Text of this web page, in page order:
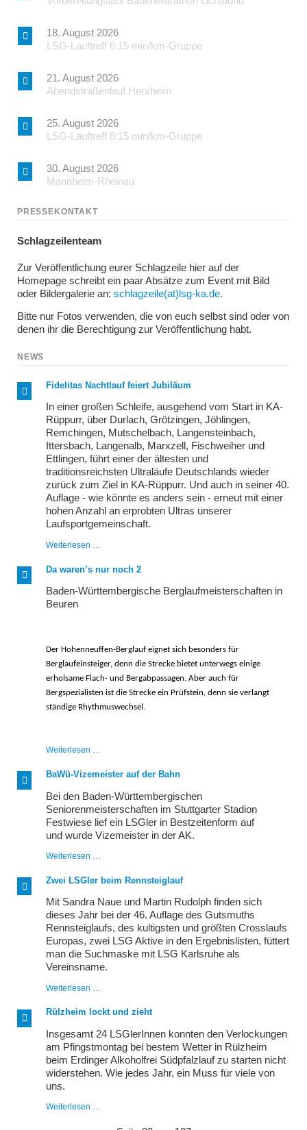
18. August 2026
LSG-Lauftreff 6:15 min/km-Gruppe
21. August 2026
Abendstraßenlauf Herxheim
25. August 2026
LSG-Lauftreff 6:15 min/km-Gruppe
30. August 2026
Mannheim-Rheinau
PRESSEKONTAKT
Schlagzeilenteam
Zur Veröffentlichung eurer Schlagzeile hier auf der
Homepage schreibt ein paar Absätze zum Event mit Bild
oder Bildergalerie an: schlagzeile(at)lsg-ka.de.
Bitte nur Fotos verwenden, die von euch selbst sind oder von
denen ihr die Berechtigung zur Veröffentlichung habt.
NEWS
Fidelitas Nachtlauf feiert Jubiläum
In einer großen Schleife, ausgehend vom Start in KA-
Rüppurr, über Durlach, Grötzingen, Jöhlingen,
Remchingen, Mutschelbach, Langensteinbach,
Ittersbach, Langenalb, Marxzell, Fischweiher und
Ettlingen, führt einer der ältesten und
traditionsreichsten Ultraläufe Deutschlands wieder
zurück zum Ziel in KA-Rüppurr. Und auch in seiner 40.
Auflage - wie könnte es anders sein - erneut mit einer
hohen Anzahl an erprobten Ultras unserer
Laufsportgemeinschaft.
Weiterlesen …
Jubiläum
Da waren’s nur noch 2
Baden-Württembergische Berglaufmeisterschaften in
Beuren
Der Hohenneuffen-Berglauf eignet sich besonders für
Berglaufeinsteiger, denn die Strecke bietet unterwegs einige
erholsame Flach- und Bergabpassagen. Aber auch für
Bergspezialisten ist die Strecke ein Prüfstein, denn sie verlangt
ständige Rhythmuswechsel.
Weiterlesen …
nur
noch
BaWü-Vizemeister auf der Bahn
Bei den Baden-Württembergischen
Seniorenmeisterschaften im Stuttgarter Stadion
Festwiese lief ein LSGler in Bestzeitenform auf
und wurde Vizemeister in der AK.
Weiterlesen …
auf
der
Bahn
Zwei LSGler beim Rennsteiglauf
Mit Sandra Naue und Martin Rudolph finden sich
dieses Jahr bei der 46. Auflage des Gutsmuths
Rennsteiglaufs, des kultigsten und größten Crosslaufs
Europas, zwei LSG Aktive in den Ergebnislisten, füttert
man die Suchmaske mit LSG Karlsruhe als
Vereinsname.
Weiterlesen …
beim
Rennsteiglauf
Rülzheim lockt und zieht
Insgesamt 24 LSGlerInnen konnten den Verlockungen
am Pfingstmontag bei bestem Wetter in Rülzheim
beim Erdinger Alkoholfrei Südpfalzlauf zu starten nicht
widerstehen. Wie jedes Jahr, ein Muss für viele von
uns.
Weiterlesen …